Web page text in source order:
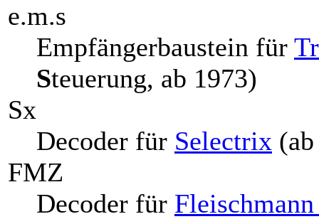
e.m.s
Empfängerbaustein für
Steuerung, ab 1973)
Sx
Decoder für Selectrix
FMZ
Decoder für